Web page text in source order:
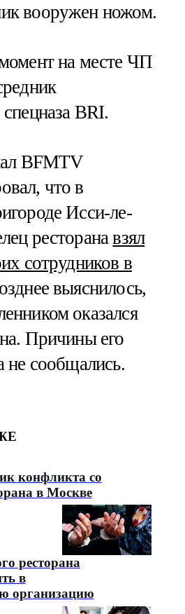
вооружен ножом.
на месте ЧП
BRI.
BFMTV
что в
Исси-ле-
ресторанавзял
сотрудников в
выяснилось,
оказался
Причины его
не сообщались.
конфликта со
в Москве
ресторана
в
организацию